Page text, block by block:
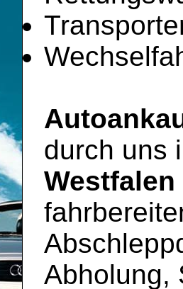
durch uns
Westfalen
Abholung,